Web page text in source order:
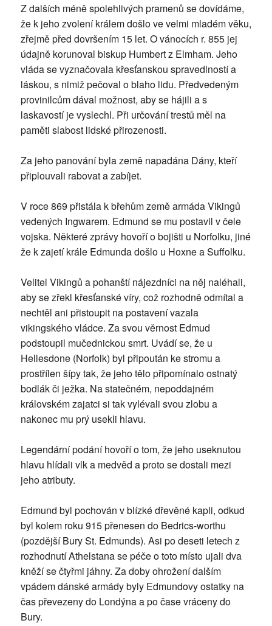
Z dalších méně spolehlivých pramenů se dovídáme,
že k jeho zvolení králem došlo ve velmi mladém věku,
zřejmě před dovršením 15 let. O vánocích r. 855 jej
údajně korunoval biskup Humbert z Elmham. Jeho
vláda se vyznačovala křesťanskou spravedlností a
láskou, s nimiž pečoval o blaho lidu. Předvedeným
provinilcům dával možnost, aby se hájili a s
laskavostí je vyslechl. Při určování trestů měl na
paměti slabost lidské přirozenosti.
Za jeho panování byla země napadána Dány, kteří
připlouvali rabovat a zabíjet.
V roce 869 přistála k břehům země armáda Vikingů
vedených Ingwarem. Edmund se mu postavil v čele
vojska. Některé zprávy hovoří o bojišti u Norfolku, jiné
že k zajetí krále Edmunda došlo u Hoxne a Suffolku.
Velitel Vikingů a pohanští nájezdníci na něj naléhali,
aby se zřekl křesťanské víry, což rozhodně odmítal a
nechtěl ani přistoupit na postavení vazala
vikingského vládce. Za svou věrnost Edmud
podstoupil mučednickou smrt. Uvádí se, že u
Hellesdone (Norfolk) byl připoután ke stromu a
prostřílen šípy tak, že jeho tělo připomínalo ostnatý
bodlák či ježka. Na statečném, nepoddajném
královském zajatci si tak vylévali svou zlobu a
nakonec mu prý usekli hlavu.
Legendární podání hovoří o tom, že jeho useknutou
hlavu hlídali vlk a medvěd a proto se dostali mezi
jeho atributy.
Edmund byl pochován v blízké dřevěné kapli, odkud
byl kolem roku 915 přenesen do Bedrics-worthu
(pozdější Bury St. Edmunds). Asi po deseti letech z
rozhodnutí Athelstana se péče o toto místo ujali dva
kněží se čtyřmi jáhny. Za doby ohrožení dalším
vpádem dánské armády byly Edmundovy ostatky na
čas převezeny do Londýna a po čase vráceny do
Bury.